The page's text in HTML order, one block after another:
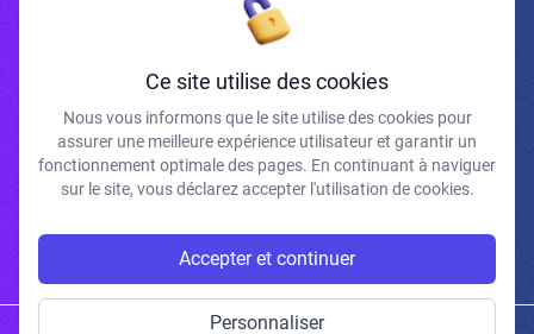
Inscrivez-vous à la newsletter
J'accepte de recevoir vos e-mails et confirme avoir pris connaissance de
votre politique de confidentialité et mentions légales.
Ce site utilise des cookies
Nous vous informons que le site utilise des cookies pour
assurer une meilleure expérience utilisateur et garantir un
fonctionnement optimale des pages. En continuant à naviguer
sur le site, vous déclarez accepter l'utilisation de cookies.
Accepter et continuer
Personnaliser